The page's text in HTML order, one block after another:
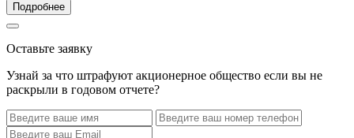
Подробнее
Оставьте заявку
Узнай за что штрафуют акционерное общество если вы не
раскрыли в годовом отчете?